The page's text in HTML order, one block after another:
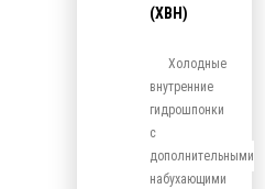
(ХВН)
Холодные
внутренние
гидрошпонки
с
дополнительными
набухающими